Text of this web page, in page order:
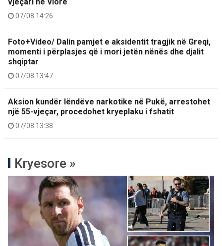
07/08 14:26
Foto+Video/ Dalin pamjet e aksidentit tragjik në Greqi,
momenti i përplasjes që i mori jetën nënës dhe djalit
shqiptar
07/08 13:47
Aksion kundër lëndëve narkotike në Pukë, arrestohet
një 55-vjeçar, procedohet kryeplaku i fshatit
07/08 13:38
Kryesore »